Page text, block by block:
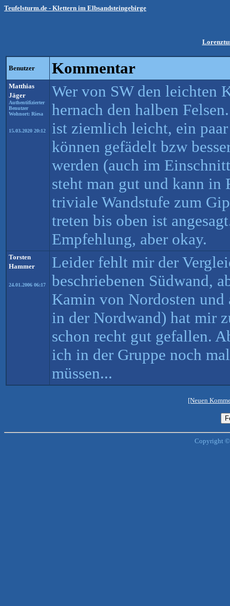
Teufelsturm.de - Klettern im Elbsandsteingebirge
Benutzer Kommentar
Matthias
Jäger
Authentifizierter
Benutzer
Wohnort: Riesa
15.03.2020 20:12
Wer von SW den leichten
hernach den halben
ist ziemlich leicht, ein
können gefädelt bzw
werden (auch im
steht man gut und kann in
triviale Wandstufe zum
treten bis oben ist
Empfehlung, aber okay.
Torsten
Hammer
24.01.2006 06:17
Leider fehlt mir der
beschriebenen Südwand,
Kamin von Nordosten
in der Nordwand) hat mir
schon recht gut gefallen.
ich in der Gruppe noch
müssen...
[Neuen
Copyright ©